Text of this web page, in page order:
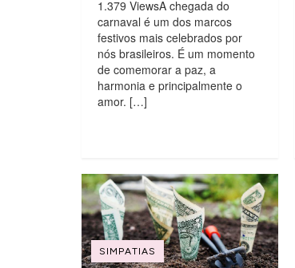
1.379 ViewsA chegada do
carnaval é um dos marcos
festivos mais celebrados por
nós brasileiros. É um momento
de comemorar a paz, a
harmonia e principalmente o
amor. […]
SIMPATIAS